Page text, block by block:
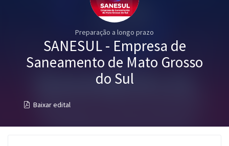
Graduação
Mentorias
Preparação a longo prazo
SANESUL - Empresa de
Saneamento de Mato Grosso
do Sul
Baixar edital